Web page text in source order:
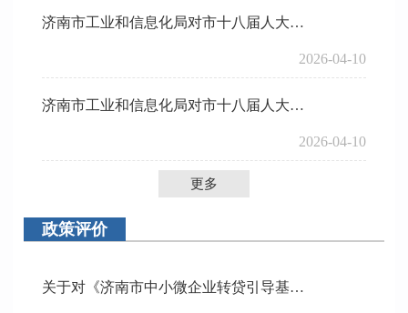
济南市工业和信息化局对市十八届人大五次会议第20260344号代表“关于以人工智能深度赋能济南工业强市的建议”的答复
2026-04-10
济南市工业和信息化局对市十八届人大五次会议第20260343号代表“关于创新产教融合机制，加快智能制造与数字经济人才培养的建议”的答复
2026-04-10
更多
政策评价
关于对《济南市中小微企业转贷引导基金实施办法》的后评估报告